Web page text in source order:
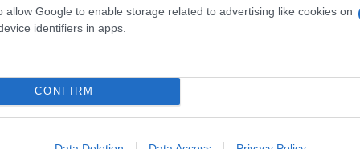
allow Google to enable storage related to advertising like cookies on
identifiers in apps.
CONFIRM
διαχειριστές ακινήτων θα κληθούν να
τις βραχυχρόνιες μισθώσεις σε μακροχρόνιες.